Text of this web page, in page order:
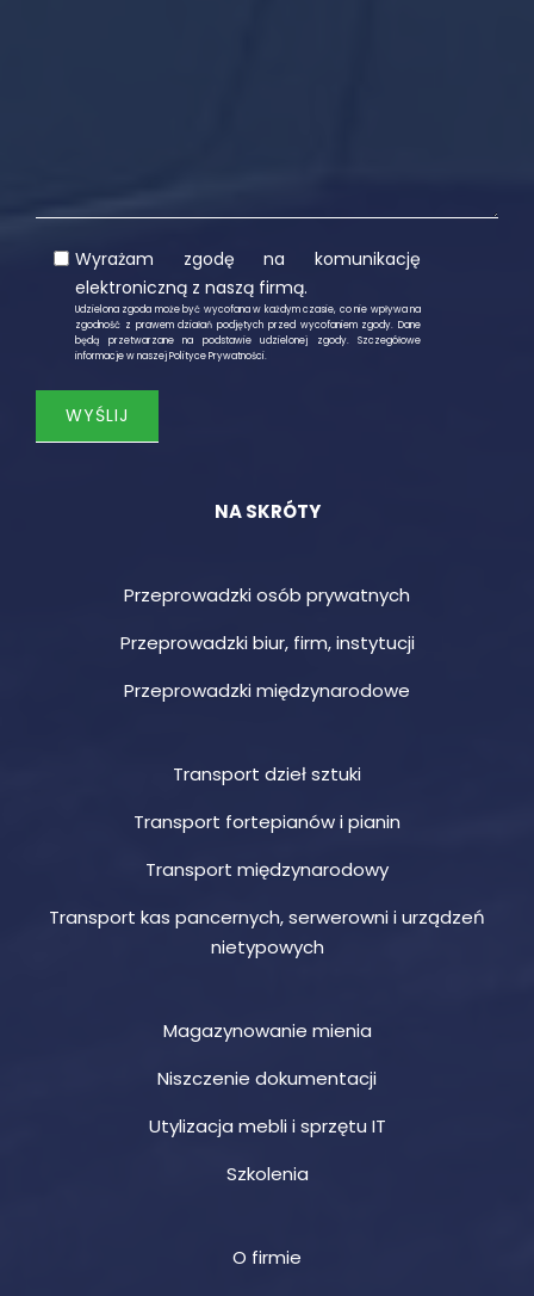
Wyrażam zgodę na komunikację
elektroniczną z naszą firmą.
Udzielona zgoda może być wycofana w każdym czasie, co nie wpływa na
zgodność z prawem działań podjętych przed wycofaniem zgody. Dane
będą przetwarzane na podstawie udzielonej zgody. Szczegółowe
informacje w naszejPolityce Prywatności.
NA SKRÓTY
Przeprowadzki osób prywatnych
Przeprowadzki biur, firm, instytucji
Przeprowadzki międzynarodowe
Transport dzieł sztuki
Transport fortepianów i pianin
Transport międzynarodowy
Transport kas pancernych, serwerowni i urządzeń
nietypowych
Magazynowanie mienia
Niszczenie dokumentacji
Utylizacja mebli i sprzętu IT
Szkolenia
O firmie